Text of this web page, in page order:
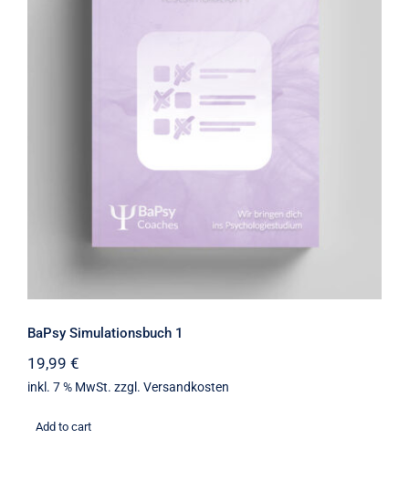
BaPsy Simulationsbuch 1
BaPsy Simulationsbuch 1
19,99 €
inkl. 7 % MwSt. zzgl. Versandkosten
Add to cart